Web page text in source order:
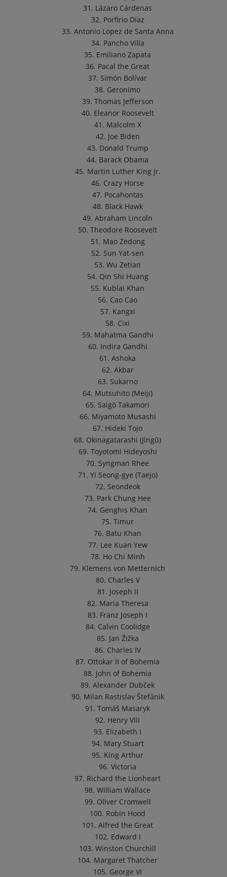
31. Lázaro Cárdenas
32. Porfirio Díaz
33. Antonio Lopez de Santa Anna
34. Pancho Villa
35. Emiliano Zapata
36. Pacal the Great
37. Simón Bolívar
38. Geronimo
39. Thomas Jefferson
40. Eleanor Roosevelt
41. Malcolm X
42. Joe Biden
43. Donald Trump
44. Barack Obama
45. Martin Luther King Jr.
46. Crazy Horse
47. Pocahontas
48. Black Hawk
49. Abraham Lincoln
50. Theodore Roosevelt
51. Mao Zedong
52. Sun Yat-sen
53. Wu Zetian
54. Qin Shi Huang
55. Kublai Khan
56. Cao Cao
57. Kangxi
58. Cixi
59. Mahatma Gandhi
60. Indira Gandhi
61. Ashoka
62. Akbar
63. Sukarno
64. Mutsuhito (Meiji)
65. Saigō Takamori
66. Miyamoto Musashi
67. Hideki Tojo
68. Okinagatarashi (Jingū)
69. Toyotomi Hideyoshi
70. Syngman Rhee
71. Yi Seong-gye (Taejo)
72. Seondeok
73. Park Chung Hee
74. Genghis Khan
75. Timur
76. Batu Khan
77. Lee Kuan Yew
78. Ho Chi Minh
79. Klemens von Metternich
80. Charles V
81. Joseph II
82. Maria Theresa
83. Franz Joseph I
84. Calvin Coolidge
85. Jan Žižka
86. Charles IV
87. Ottokar II of Bohemia
88. John of Bohemia
89. Alexander Dubček
90. Milan Rastislav Štefánik
91. Tomáš Masaryk
92. Henry VIII
93. Elizabeth I
94. Mary Stuart
95. King Arthur
96. Victoria
97. Richard the Lionheart
98. William Wallace
99. Oliver Cromwell
100. Robin Hood
101. Alfred the Great
102. Edward I
103. Winston Churchill
104. Margaret Thatcher
105. George VI